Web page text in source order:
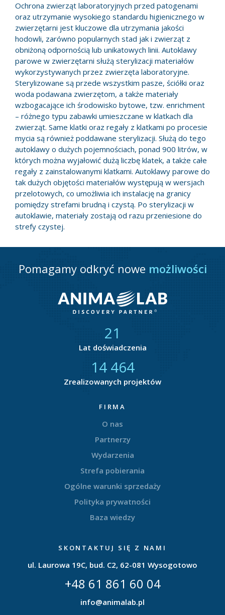
Ochrona zwierząt laboratoryjnych przed patogenami
oraz utrzymanie wysokiego standardu higienicznego w
zwierzętarni jest kluczowe dla utrzymania jakości
hodowli, zarówno popularnych stad jak i zwierząt z
obniżoną odpornością lub unikatowych linii. Autoklawy
parowe w zwierzętarni służą sterylizacji materiałów
wykorzystywanych przez zwierzęta laboratoryjne.
Sterylizowane są przede wszystkim pasze, ściółki oraz
woda podawana zwierzętom, a także materiały
wzbogacające ich środowisko bytowe, tzw. enrichment
– różnego typu zabawki umieszczane w klatkach dla
zwierząt. Same klatki oraz regały z klatkami po procesie
mycia są również poddawane sterylizacji. Służą do tego
autoklawy o dużych pojemnościach, ponad 900 litrów, w
których można wyjałowić dużą liczbę klatek, a także całe
regały z zainstalowanymi klatkami. Autoklawy parowe do
tak dużych objętości materiałów występują w wersjach
przelotowych, co umożliwia ich instalację na granicy
pomiędzy strefami brudną i czystą. Po sterylizacji w
autoklawie, materiały zostają od razu przeniesione do
strefy czystej.
Pomagamy odkryć nowe możliwości
21
Lat doświadczenia
14 872
Zrealizowanych projektów
FIRMA
O nas
Partnerzy
Wydarzenia
Strefa pobierania
Ogólne warunki sprzedaży
Polityka prywatności
Baza wiedzy
SKONTAKTUJ SIĘ Z NAMI
ul. Laurowa 19C, bud. C2, 62-081 Wysogotowo
+48 61 861 60 04
info@animalab.pl